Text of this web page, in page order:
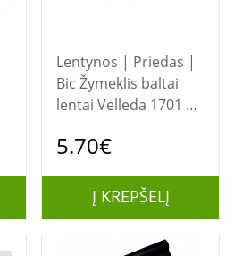
Lentynos | Priedas |
Bic Žymeklis baltai
lentai Velleda 1701 1-
rinkinys 8757151
5.70€
Į KREPŠELĮ